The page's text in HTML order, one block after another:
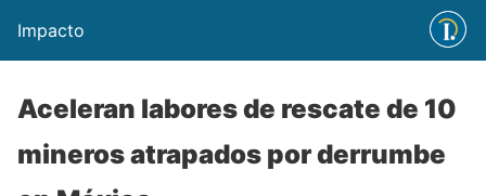
Impacto
Aceleran labores de rescate de 10
mineros atrapados por derrumbe